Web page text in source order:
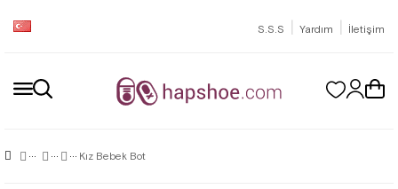
S.S.S | Yardım | İletişim
Kız Bebek Bot